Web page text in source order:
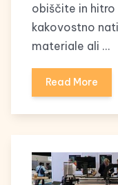
obiščite in hitro
kakovostno
materiale ali …
Read More